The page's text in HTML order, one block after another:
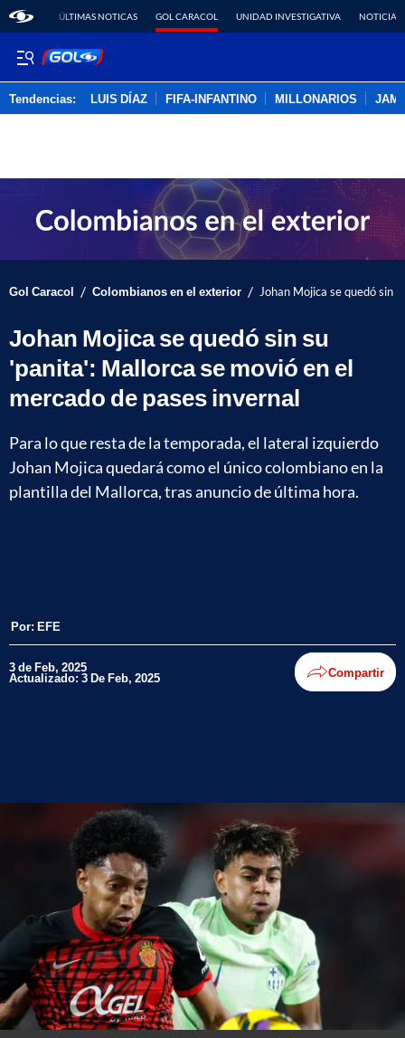
ÚLTIMAS NOTICAS GOL CARACOL UNIDAD INVESTIGATIVA NOTICIAS
Tendencias: LUIS DÍAZ FIFA-INFANTINO MILLONARIOS
Gol Caracol / Colombianos en el exterior / Johan Mojica se quedó sin
Johan Mojica se quedó sin su
'panita': Mallorca se movió en el
mercado de pases invernal
Para lo que resta de la temporada, el lateral izquierdo
Johan Mojica quedará como el único colombiano en la
plantilla del Mallorca, tras anuncio de última hora.
Por: EFE
3 de Feb, 2025
Actualizado: 3 De Feb, 2025 Compartir